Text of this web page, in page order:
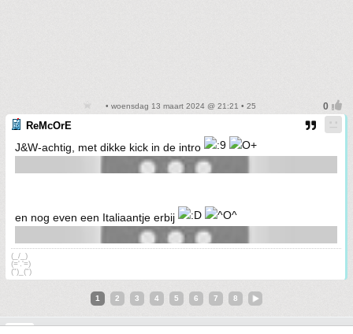
• woensdag 13 maart 2024 @ 21:21 • 25
ReMcOrE
J&W-achtig, met dikke kick in de intro
en nog even een Italiaantje erbij
(_/_)
(='.'=)
(")_(")
1 2 3 4 5 6 7 8